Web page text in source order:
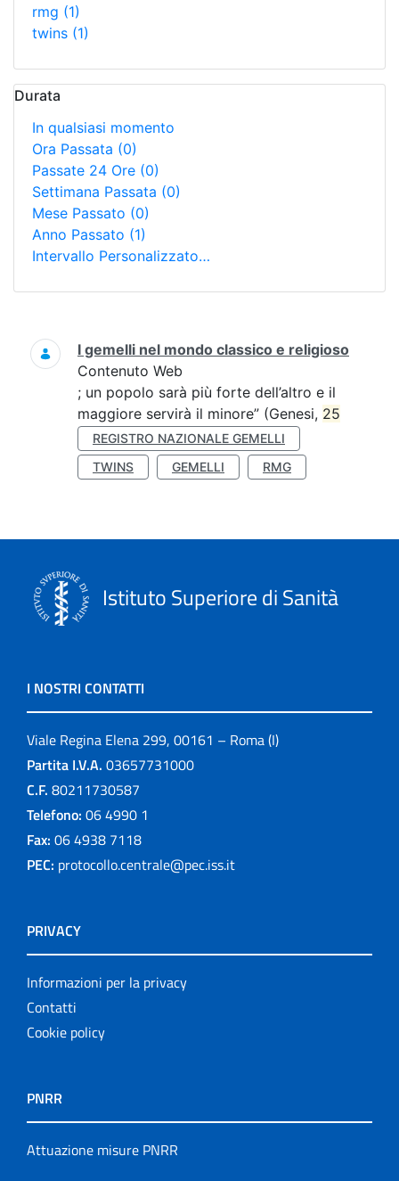
rmg (1)
twins (1)
Durata
In qualsiasi momento
Ora Passata (0)
Passate 24 Ore (0)
Settimana Passata (0)
Mese Passato (0)
Anno Passato (1)
Intervallo Personalizzato…
Ricerca
I gemelli nel mondo classico e religioso
Contenuto Web
; un popolo sarà più forte dell’altro e il
maggiore servirà il minore” (Genesi, 25
REGISTRO NAZIONALE GEMELLI
TWINS
GEMELLI RMG
Istituto Superiore di Sanità
I NOSTRI CONTATTI
Viale Regina Elena 299, 00161 – Roma (I)
Partita I.V.A. 03657731000
C.F. 80211730587
Telefono: 06 4990 1
Fax: 06 4938 7118
PEC: protocollo.centrale@pec.iss.it
PRIVACY
Informazioni per la privacy
Contatti
Cookie policy
PNRR
Attuazione misure PNRR